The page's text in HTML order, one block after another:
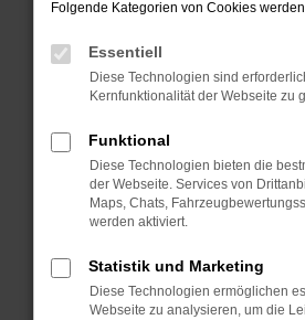
Hier sind ein paar Tipps, die
Überprüfe deine Firewall
Internetverbindung.
deine Suchmaschine?
Prüfe deine
Manche Erweiterungen,
können das Laden
anderen Browser oder in
Fenster?
Folgende Kategorien von Cookies
Essentiell
Diese Technologien sind
Kernfunktionalität der Webseite zu
Funktional
Diese Technologien bieten die
der Webseite. Services von
Maps, Chats,
werden aktiviert.
Statistik und Marketing
Diese Technologien ermöglichen
Webseite zu analysieren, um die